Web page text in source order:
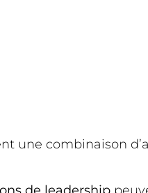
une combinaison